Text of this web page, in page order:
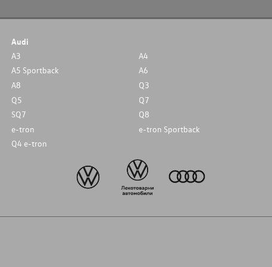
Audi
A3
A4
A5 Sportback
A6
A8
Q3
Q5
Q7
SQ7
Q8
e-tron
e-tron Sportback
Q4 e-tron